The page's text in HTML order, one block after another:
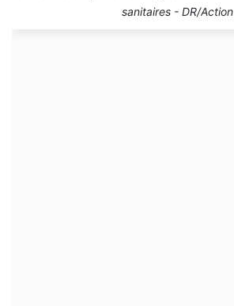
sanitaires - DR/Action